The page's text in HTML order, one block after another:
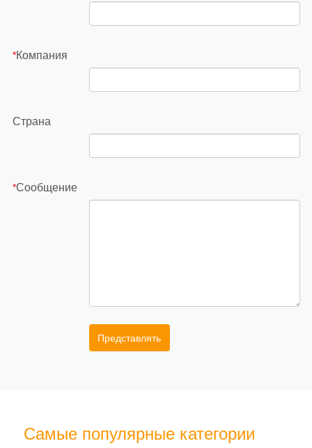
*Компания
Страна
*Сообщение
Представлять
Самые популярные категории